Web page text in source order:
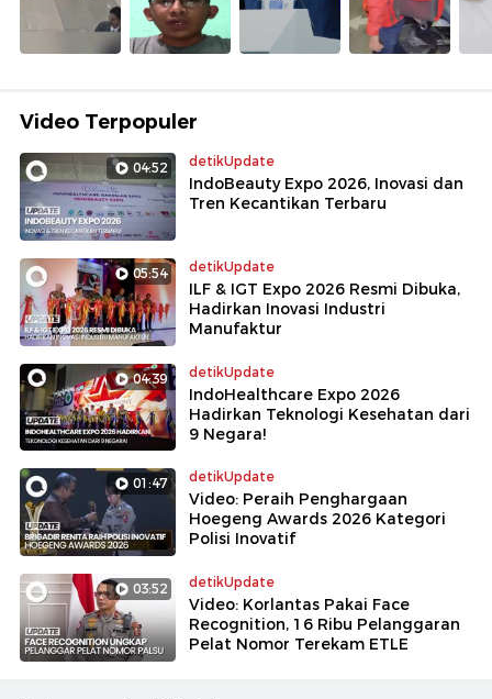
Video Terpopuler
04:52 detikUpdate
IndoBeauty Expo 2026, Inovasi dan
Tren Kecantikan Terbaru
05:54 detikUpdate
ILF & IGT Expo 2026 Resmi Dibuka,
Hadirkan Inovasi Industri
Manufaktur
04:39 detikUpdate
IndoHealthcare Expo 2026
Hadirkan Teknologi Kesehatan dari
9 Negara!
01:47 detikUpdate
Video: Peraih Penghargaan
Hoegeng Awards 2026 Kategori
Polisi Inovatif
03:52 detikUpdate
Video: Korlantas Pakai Face
Recognition, 16 Ribu Pelanggaran
Pelat Nomor Terekam ETLE